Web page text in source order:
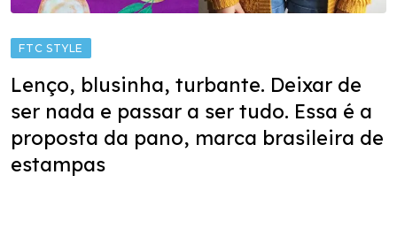
FTC STYLE
Lenço, blusinha, turbante. Deixar de
ser nada e passar a ser tudo. Essa é a
proposta da pano, marca brasileira de
estampas